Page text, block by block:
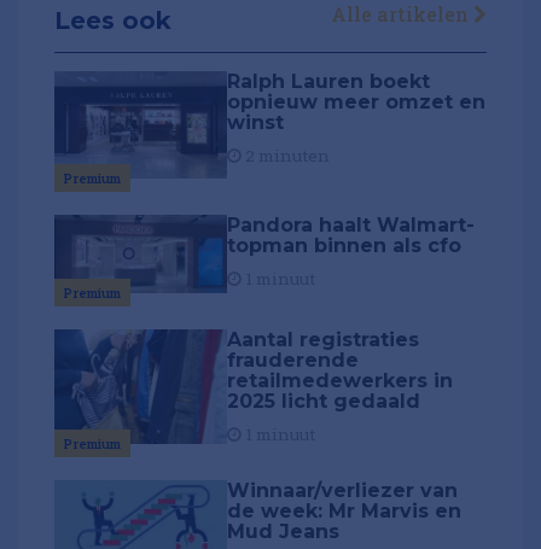
Lees ook Alle artikelen
Premium
Ralph Lauren boekt
opnieuw meer omzet en
winst
Premium
Pandora haalt Walmart-
topman binnen als cfo
Premium
Aantal registraties
frauderende
retailmedewerkers in
2025 licht gedaald
Winnaar/verliezer van
de week: Mr Marvis en
Mud Jeans